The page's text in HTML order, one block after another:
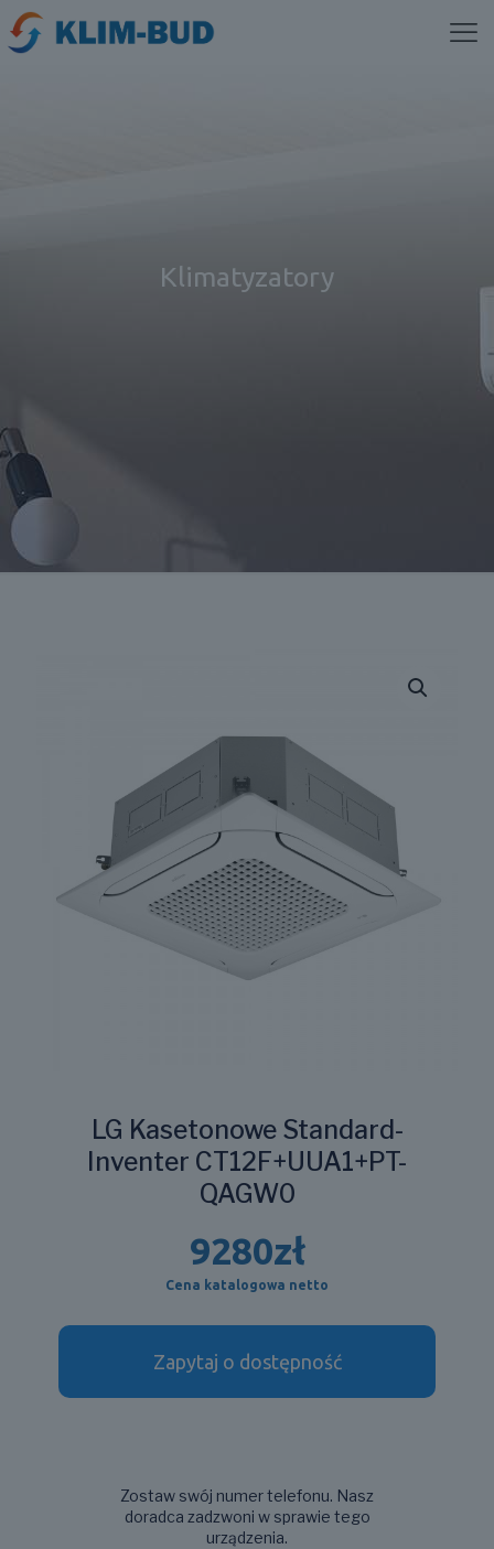
Klimatyzatory
LG Kasetonowe Standard-
Inventer CT12F+UUA1+PT-
QAGW0
9280zł
Cena katalogowa netto
Zapytaj o dostępność
Zostaw swój numer telefonu. Nasz
doradca zadzwoni w sprawie tego
urządzenia.